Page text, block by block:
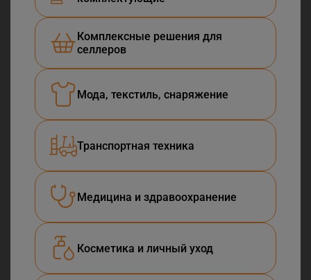
Комплексные решения для
селлеров
Мода, текстиль, снаряжение
Транспортная техника
Медицина и здравоохранение
Косметика и личный уход